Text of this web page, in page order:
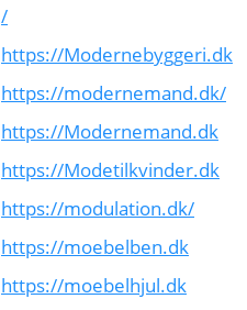
/
https://Modernebyggeri.dk
https://modernemand.dk/
https://Modernemand.dk
https://Modetilkvinder.dk
https://modulation.dk/
https://moebelben.dk
https://moebelhjul.dk